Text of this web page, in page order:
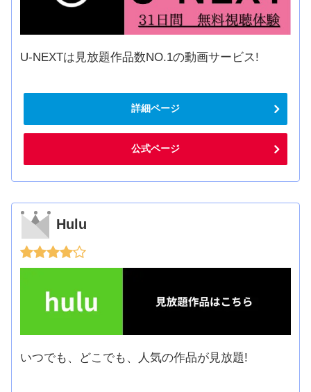
U-NEXTは見放題作品数NO.1の動画サービス!
詳細ページ
公式ページ
Hulu
いつでも、どこでも、人気の作品が見放題!